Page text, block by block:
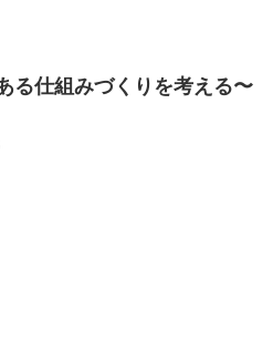
る仕組みづくりを考える〜